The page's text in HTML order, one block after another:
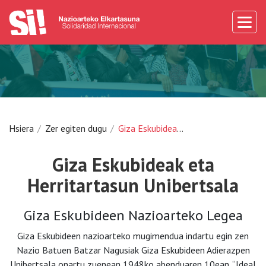
Hsiera Zer egiten dugu Giza Eskubideak eta Herritartasun Unibertsala
Giza Eskubideak eta
Herritartasun Unibertsala
Giza Eskubideen Nazioarteko Legea
Giza Eskubideen nazioarteko mugimendua indartu egin zen
Nazio Batuen Batzar Nagusiak Giza Eskubideen Adierazpen